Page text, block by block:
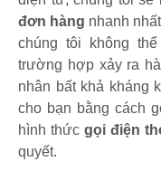
đơn hàng nhanh
chúng tôi không
trường hợp xảy ra
nhân bất khả kháng
cho bạn bằng cách
hình thức gọi điện
quyết.